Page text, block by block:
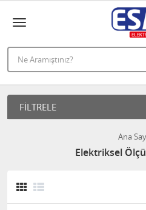
FILTRELE
Ana
Elektriksel